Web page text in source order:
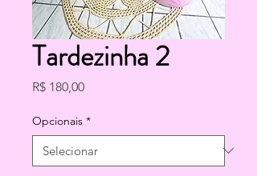
Tardezinha 2
R$ 180,00Preço
Opcionais *